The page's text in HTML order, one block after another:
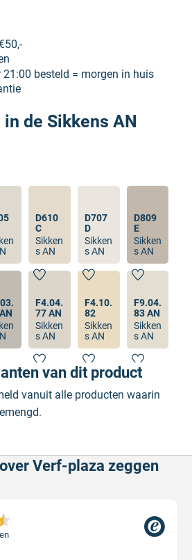
21:00 besteld = morgen in huis
de Sikkens AN
D610
C
Sikken
s AN
D707
D
Sikken
s AN
D809
E
Sikken
s AN
F4.04.
77 AN
Sikken
s AN
F4.10.
82
Sikken
s AN
F9.04.
83 AN
Sikken
s AN
van dit product
vanuit alle producten waarin
Verf-plaza zeggen